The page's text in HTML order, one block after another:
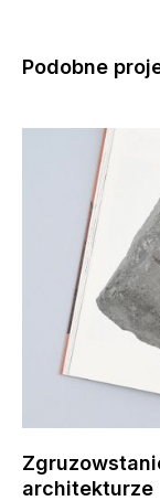
Podobne
architekturze